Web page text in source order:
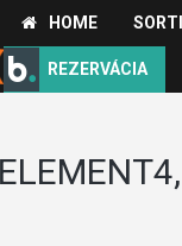
HOME
REZERVÁCIA